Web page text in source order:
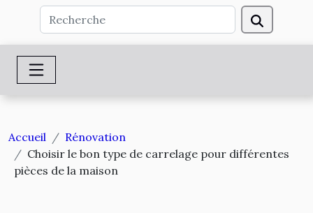
Accueil
Rénovation
Choisir le bon type de carrelage pour différentes
pièces de la maison